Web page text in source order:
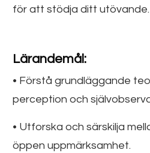
för att stödja ditt utövande.
Lärandemål:
• Förstå grundläggande
perception och
• Utforska och särskilja
öppen uppmärksamhet.